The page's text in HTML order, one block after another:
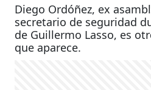
Diego Ordóñez, ex
secretario de seguridad
de Guillermo Lasso, es
que aparece.